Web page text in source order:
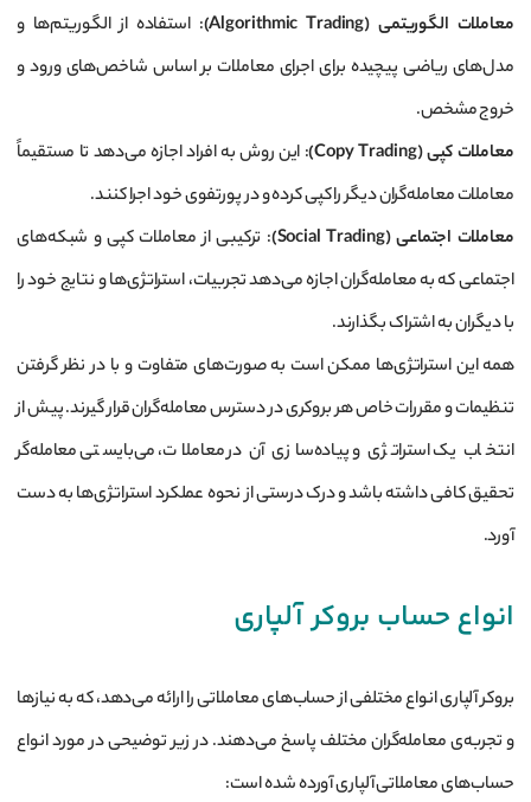
معاملات الگوریتمی (Algorithmic Trading)
: استفاده از الگوریتم‌ها و
مدل‌های ریاضی پیچیده برای اجرای معاملات بر اساس شاخص‌های ورود و
خروج مشخص.
معاملات کپی(Copy Trading)
: این روش به افراد اجازه می‌دهد تا مستقیماً
معاملات معامله‌گران دیگر را کپی کرده و در پورتفوی خود اجرا کنند.
معاملات اجتماعی(Social Trading)
: ترکیبی از معاملات کپی و شبکه‌های
اجتماعی که به معامله‌گران اجازه می‌دهد تجربیات، استراتژی‌ها و نتایج خود را
با دیگران به اشتراک بگذارند.
همه این استراتژی‌ها ممکن است به صورت‌های متفاوت و با در نظر گرفتن
تنظیمات و مقررات خاص هر بروکری در دسترس معامله‌گران قرار گیرند. پیش از
انتخاب یک استراتژی و پیاده‌سازی آن در معاملات، می‌بایستی معامله‌گر
تحقیق کافی داشته باشد و درک درستی از نحوه عملکرد استراتژی‌ها به دست
آورد.
انواع حساب بروکر آلپاری
بروکر آلپاری انواع مختلفی از حساب‌های معاملاتی را ارائه می‌دهد، که به نیازها
و تجربه‌ی معامله‌گران مختلف پاسخ می‌دهند. در زیر توضیحی در مورد انواع
حساب‌های معاملاتی آلپاری آورده شده است: